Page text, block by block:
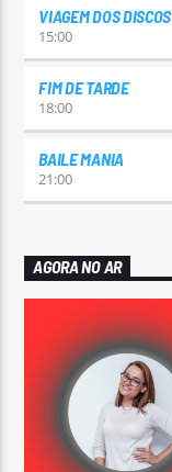
VIAGEM DOS DISCOS
15:00
FIM DE TARDE
18:00
BAILE MANIA
21:00
AGORA NO AR